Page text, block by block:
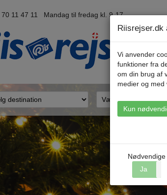
70 11 47 11 Mandag til fredag kl. 9-17
Riisrejser.dk
Vi anvender
funktioner fra
om din brug af
medier og med
Kun
Nødvendige
Ja